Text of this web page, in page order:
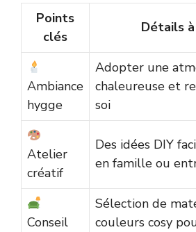
Points
clés
Détails
Ambiance
hygge
Adopter une
chaleureuse et
soi
Atelier
créatif
Des idées DIY
en famille ou
Conseil
Sélection de
couleurs cosy